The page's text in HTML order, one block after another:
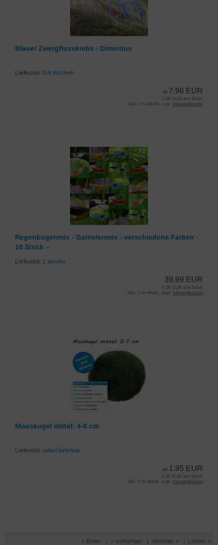
Blauer Zwergflusskrebs - Diminitus
Lieferzeit: 3-4 Wochen
ab 7,96 EUR
7,96 EUR pro Stück
inkl. 7 % MwSt. zzgl. Versandkosten
Regenbogenmix - Garnelenmix - verschiedene Farben -
10 Stück -
Lieferzeit: 1 Woche
39,99 EUR
4,00 EUR pro Stück
inkl. 7 % MwSt. zzgl. Versandkosten
Mooskugel mittel: 4-6 cm
Lieferzeit: sofort lieferbar
ab 1,95 EUR
1,95 EUR pro Stück
inkl. 7 % MwSt. zzgl. Versandkosten
« Erster « vorheriger nächster » Letzter »